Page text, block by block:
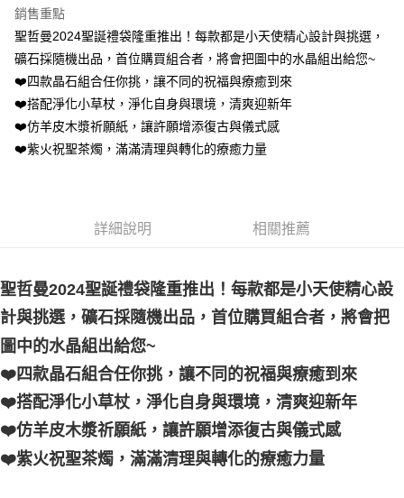
全家取貨付款
每筆NT$80，滿NT$3,000(含以上)免運費
7-11取貨付款
賣家宅配幫您送（台灣）
每筆NT$80，滿NT$3,000(含以上)免運費
銷售重點
聖哲曼2024聖誕禮袋隆重推出！每款都是小天使精心設計與挑選，
礦石採隨機出品，首位購買組合者，將會把圖中的水晶組出給您~
❤️四款晶石組合任你挑，讓不同的祝福與療癒到來
❤️搭配淨化小草杖，淨化自身與環境，清爽迎新年
❤️仿羊皮木漿祈願紙，讓許願增添復古與儀式感
❤️紫火祝聖茶燭，滿滿清理與轉化的療癒力量
詳細說明 相關推薦
聖哲曼2024聖誕禮袋隆重推出！每款都是小天使精心設
計與挑選，礦石採隨機出品，首位購買組合者，將會把
圖中的水晶組出給您~
❤️四款晶石組合任你挑，讓不同的祝福與療癒到來
❤️搭配淨化小草杖，淨化自身與環境，清爽迎新年
❤️仿羊皮木漿祈願紙，讓許願增添復古與儀式感
❤️紫火祝聖茶燭，滿滿清理與轉化的療癒力量